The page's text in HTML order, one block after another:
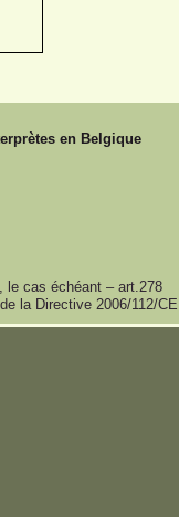
en Belgique
le cas échéant – art.278
la Directive 2006/112/CE